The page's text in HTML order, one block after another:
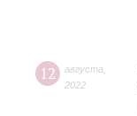
12 августа
2022